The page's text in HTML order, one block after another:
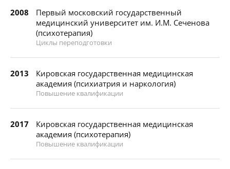
2008
Первый московский государственный
медицинский университет им. И.М. Сеченова
(психотерапия)
Циклы переподготовки
2013
Кировская государственная медицинская
академия (психиатрия и наркология)
Повышение квалификации
2017
Кировская государственная медицинская
академия (психотерапия)
Повышение квалификации